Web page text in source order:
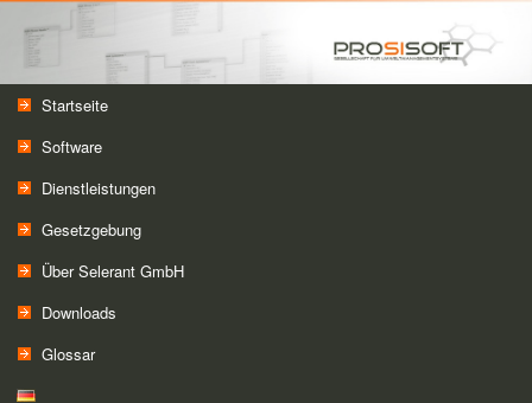
Trace one GmbH
Das Gefahrstoffmanagement für Microsoft Dynamics 365 Business Central
Hauptmenü
Zum Inhalt wechseln
Zum sekundären Inhalt wechseln
Startseite
Software
Dienstleistungen
Gesetzgebung
Über Selerant GmbH
Downloads
Glossar